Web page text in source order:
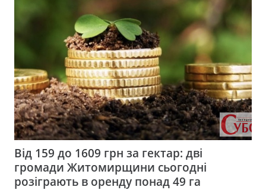
Від 159 до 1609 грн за гектар: дві
громади Житомирщини сьогодні
розіграють в оренду понад 49 га